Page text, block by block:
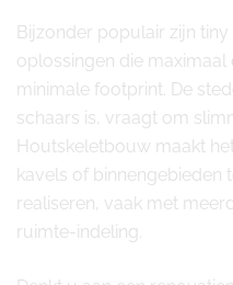
Bijzonder populair zijn
oplossingen die
minimale footprint. De
schaars is, vraagt om
Houtskeletbouw maakt
kavels of binnengebieden
realiseren, vaak met
ruimte-indeling.